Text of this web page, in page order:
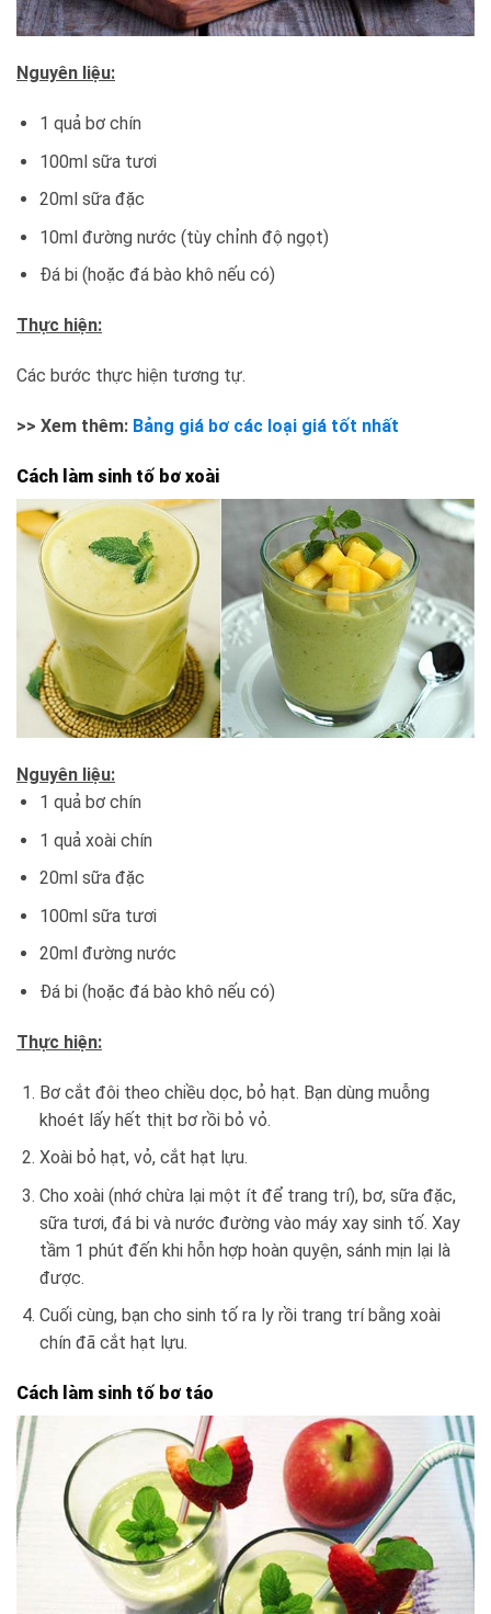
Nguyên liệu:
1 quả bơ chín
100ml sữa tươi
20ml sữa đặc
10ml đường nước (tùy chỉnh độ ngọt)
Đá bi (hoặc đá bào khô nếu có)
Thực hiện:
Các bước thực hiện tương tự.
>> Xem thêm: Bảng giá bơ các loại giá tốt nhất
Cách làm sinh tố bơ xoài
Nguyên liệu:
1 quả bơ chín
1 quả xoài chín
20ml sữa đặc
100ml sữa tươi
20ml đường nước
Đá bi (hoặc đá bào khô nếu có)
Thực hiện:
Bơ cắt đôi theo chiều dọc, bỏ hạt. Bạn dùng muỗng
khoét lấy hết thịt bơ rồi bỏ vỏ.
Xoài bỏ hạt, vỏ, cắt hạt lựu.
Cho xoài (nhớ chừa lại một ít để trang trí), bơ, sữa đặc,
sữa tươi, đá bi và nước đường vào máy xay sinh tố. Xay
tầm 1 phút đến khi hỗn hợp hoàn quyện, sánh mịn lại là
được.
Cuối cùng, bạn cho sinh tố ra ly rồi trang trí bằng xoài
chín đã cắt hạt lựu.
Cách làm sinh tố bơ táo